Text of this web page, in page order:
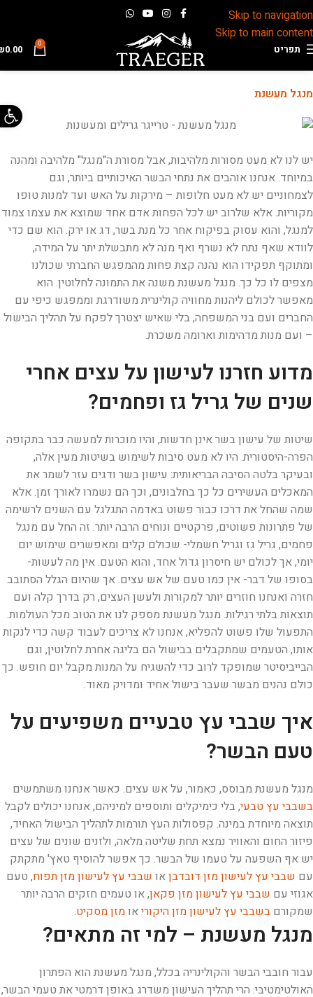
Skip to navigation
Skip to main content
תפריט 0
0.00
מנגל מעשנת
יש לנו לא מעט מסורות מלהיבות, אבל מסורת ה"מנגל" מלהיבה ומהנה
במיוחד. אנחנו אוהבים את נתחי הבשר האיכותיים ביותר, וגם
לצמחוניים יש לא מעט חלופות – מירקות על האש ועד למנות טופו
מקוריות. אלא שלרוב יש לכל הפחות אדם אחד שמוצא את עצמו צמוד
למנגל, והוא עסוק בפיקוח אחר כל מנת בשר, דג או ירק. הוא שם כדי
לוודא שאף נתח לא נשרף ואף מנה לא מתבשלת יתר על המידה,
ומתוקף תפקידו הוא נהנה קצת פחות מהמפגש החברתי שכולנו
מצפים לו כל כך. מנגל מעשנת משנה את התמונה לחלוטין. הוא
מאפשר לכולם ליהנות מחוויה קולינרית משודרגת וממפגש כיפי עם
החברים ועם בני המשפחה, בלי שאיש יצטרך לפקח על תהליך הבישול
– ועם מנות מדהימות וארומה משכרת.
מדוע חזרנו לעישון על עצים אחרי
שנים של גריל גז ופחמים?
שיטות של עישון בשר אינן חדשות, והיו מוכרות למעשה כבר בתקופה
הפרה-היסטורית. היו לא מעט סיבות לשימוש בשיטות מעין אלה,
ובעיקר בלטה הסיבה הבריאותית: עישון בשר ודגים עזר לשמר את
המאכלים העשירים כל כך בחלבונים, וכך הם נשמרו לאורך זמן. אלא
שמה שהחל את דרכו כבור פשוט באדמה התגלגל עם השנים לרשימה
של פתרונות פשוטים, פרקטיים ונוחים הרבה יותר. זה החל עם מנגל
פחמים, גריל גז וגריל חשמלי- שכולם קלים ומאפשרים שימוש יום
יומי, אך לכולם יש חיסרון גדול אחד, והוא הטעם. אין מה לעשות-
בסופו של דבר- אין כמו טעם של אש עצים. אך שהיום הגלל הסתובב
חזרה ואנחנו חוזרים יותר למקורות ולעשן העצים, רק בדרך קלה ועם
תוצאות בלתי רגילות. מנגל מעשנת מספק לנו את הטוב מכל העולמות.
התפעול שלו פשוט להפליא, אנחנו לא צריכים לעבוד קשה כדי לנקות
אותו, הטעמים שמתקבלים בבישול הם בליגה אחרת לחלוטין, וגם
הבייביסיטר שמופקד לרוב כדי להשגיח על המנות מקבל יום חופש. כך
כולם נהנים מבשר שעבר בישול אחיד ומדויק מאוד.
איך שבבי עץ טבעיים משפיעים על
טעם הבשר?
מנגל מעשנת מבוסס, כאמור, על אש עצים. כאשר אנחנו משתמשים
בשבבי עץ טבעי, בלי כימיקלים ותוספים למיניהם, אנחנו יכולים לקבל
תוצאה מיוחדת במינה. קפסולות העץ תורמות לתהליך הבישול האחיד,
פיזור החום והאוויר נמצא תחת שליטה מלאה, ולזנים שונים של עצים
יש אף השפעה על טעמו של הבשר. כך אפשר להוסיף טאץ' מתקתק
עם שבבי עץ לעישון מזן דובדבןאו שבבי עץ לעישון מזן תפוח, טעם
אגוזי עם שבבי עץ לעישון מזן פקאן, או טעמים חזקים הרבה יותר
שמקורם בשבבי עץ לעישון מזן היקוריאומזן מסקיט.
מנגל מעשנת – למי זה מתאים?
עבור חובבי הבשר והקולינריה בכלל, מנגל מעשנת הוא הפתרון
האולטימטיבי. הרי תהליך העישון משדרג באופן דרמטי את טעמי הבשר,